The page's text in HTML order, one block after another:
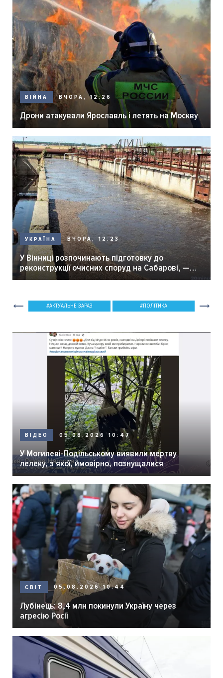
ВІЙНА ВЧОРА, 12:26
Дрони атакували Ярославль і летять на Москву
УКРАЇНА ВЧОРА, 12:23
У Вінниці розпочинають підготовку до
реконструкції очисних споруд на Сабарові, —
мер Вінниці.
АКТУАЛЬНЕ ЗАРАЗ ПОЛІТИКА
ВІДЕО 05.08.2026 10:47
У Могилеві-Подільському виявили мертву
лелеку, з якої, ймовірно, познущалися
СВІТ 05.08.2026 10:44
Лубінець: 8,4 млн покинули Україну через
агресію Росії